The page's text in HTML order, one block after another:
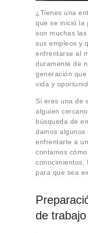
¿Tienes una
que se inició la
son muchas
sus empleos y
enfrentarse al
duramente de
generación
vida y
Si eres una de
alguien
búsqueda de
damos algunos
enfrentarte a
contamos
conocimientos,
para que sea
de trabajo